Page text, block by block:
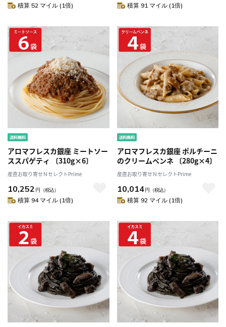
積算 52 マイル (1倍) 積算 91 マイル (1倍)
アロマフレスカ銀座 ミートソー
ススパゲティ 〔310g×6〕
産直お取り寄せＮセレクトPrime
10,252 円 （税込）
積算 94 マイル (1倍)
アロマフレスカ銀座 ポルチーニ
のクリームペンネ 〔280g×4〕
産直お取り寄せＮセレクトPrime
10,014円 （税込）
積算 92 マイル (1倍)